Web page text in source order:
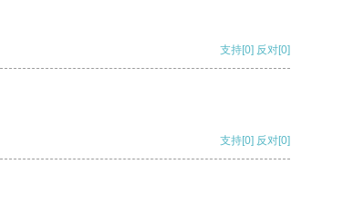
支持[0] 反对[0]
支持[0] 反对[0]